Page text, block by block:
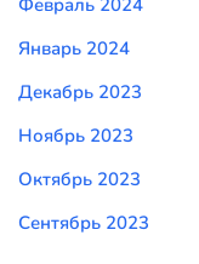
Январь 2024
Декабрь 2023
Ноябрь 2023
Октябрь 2023
Сентябрь 2023